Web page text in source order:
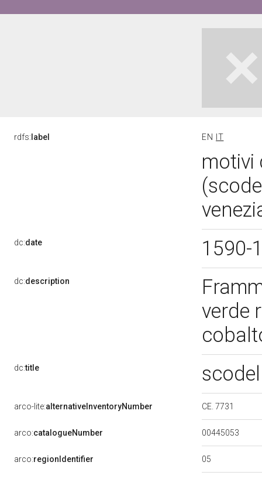
rdfs: label EN IT
motivi
dc:date 1590-
dc:description
verde
dc:title
arco-lite:alternativeInventoryNumber CE. 7731
arco:catalogueNumber 00445053
arco:regionIdentifier 05